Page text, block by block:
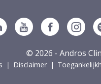
ons op Linkedin
Volg ons op
Volg onsVolg
© 2026 - Andros
Disclaimer